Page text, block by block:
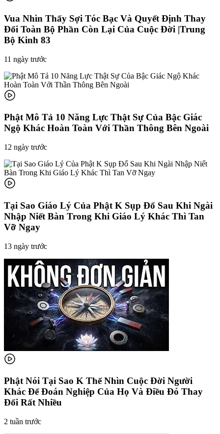
Vua Nhìn Thấy Sợi Tóc Bạc Và Quyết Định Thay
Đổi Toàn Bộ Phần Còn Lại Của Cuộc Đời |Trung
Bộ Kinh 83
11 ngày trước
Phật Mô Tả 10 Năng Lực Thật Sự Của Bậc Giác
Ngộ Khác Hoàn Toàn Với Thần Thông Bên Ngoài
12 ngày trước
Tại Sao Giáo Lý Của Phật K Sụp Đổ Sau Khi Ngài
Nhập Niết Bàn Trong Khi Giáo Lý Khác Thì Tan
Vỡ Ngay
13 ngày trước
Phật Nói Tại Sao K Thể Nhìn Cuộc Đời Người
Khác Để Đoán Nghiệp Của Họ Và Điều Đó Thay
Đổi Rất Nhiều
2 tuần trước